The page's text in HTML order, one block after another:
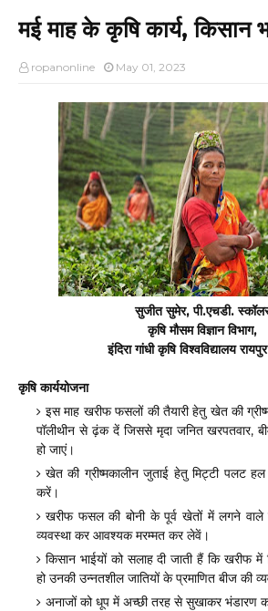
मई माह के कृषि कार्य, किसान
ropanonline May 01, 2023
सुजीत सुमेर, पी.एचडी.
कृषि मौसम विज्ञान विभाग,
इंदिरा गांधी कृषि विश्वविद्यालय
कृषि कार्ययोजना
इस माह खरीफ फसलों की तैयारी हेतु खेत की
पॉलीथीन से ढ़ंक दें जिससे मृदा जनित खरपतवार,
हो जाएं।
खेत की ग्रीष्मकालीन जुताई हेतु मिट्टी पलट
करें।
खरीफ फसल की बोनी के पूर्व खेतों में लगने
व्यवस्था कर आवश्यक मरम्मत कर लेवें।
किसान भाईयों को सलाह दी जाती हैं कि खरीफ
हो उनकी उन्नतशील जातियों के प्रमाणित बीज की
अनाजों को धूप में अच्छी तरह से सुखाकर भंडारण